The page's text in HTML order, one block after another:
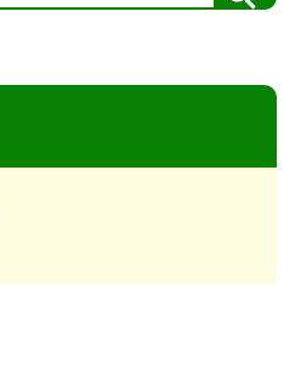
索